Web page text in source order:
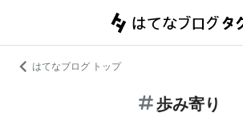
はてなブログ トップ
歩み寄り